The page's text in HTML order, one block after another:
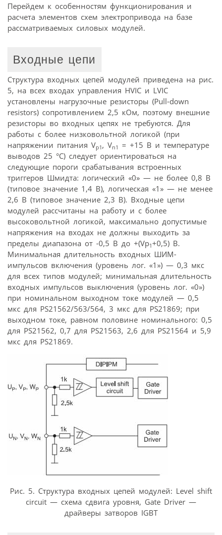
Перейдем к особенностям функционирования и
расчета элементов схем электропривода на базе
рассматриваемых силовых модулей.
Входные цепи
Структура входных цепей модулей приведена на рис.
5, на всех входах управления HVIC и LVIC
установлены нагрузочные резисторы (Pull-down
resistors) сопротивлением 2,5 кОм, поэтому внешние
резисторы во входных цепях не требуются. Для
работы с более низковольтной логикой (при
напряжении питания Vp1 , Vn1
= +15 В и температуре
выводов 25 °С) следует ориентироваться на
следующие пороги срабатывания встроенных
триггеров Шмидта: логический «0» — не более 0,8 В
(типовое значение 1,4 В), логическая «1» — не менее
2,6 В (типовое значение 2,3 В). Входные цепи
модулей рассчитаны на работу и с более
высоковольтной логикой, максимально допустимые
напряжения на входах не должны выходить за
пределы диапазона от -0,5 В до +(Vp1+0,5) В.
Минимальная длительность входных ШИМ-
импульсов включения (уровень лог. «1») — 0,3 мкс
для всех типов модулей; минимальная длительность
входных импульсов выключения (уровень лог. «0»)
при номинальном выходном токе модулей — 0,5
мкс для PS21562/563/564, 3 мкс для PS21869; при
выходном токе, равном половине номинального: 0,5
для PS21562, 0,7 для PS21563, 2,6 для PS21564 и 5,9
мкс для PS21869.
Рис. 5. Структура входных цепей модулей: Level shift
circuit — схема сдвига уровня, Gate Driver —
драйверы затворов IGBT